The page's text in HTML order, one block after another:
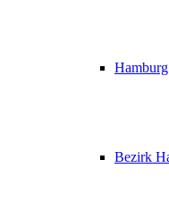
Hamburg
Bezirk